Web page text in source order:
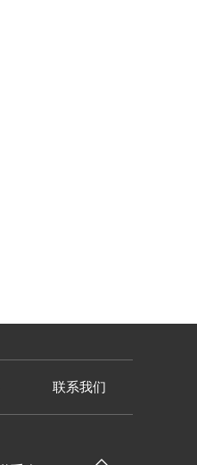
联系我们